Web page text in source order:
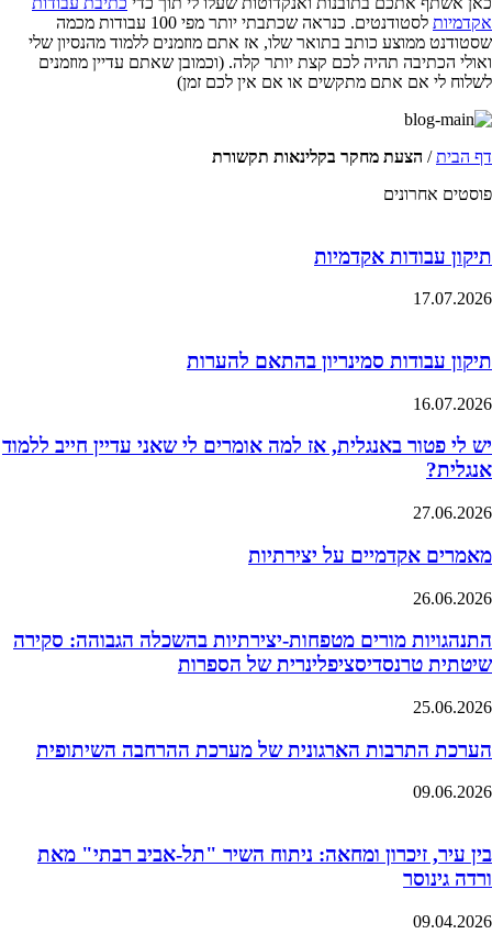
אקדמיות
לסטודנטים. כנראה שכתבתי יותר מפי 100 עבודות מכמה
שסטודנט ממוצע כותב בתואר שלו, אז אתם מוזמנים ללמוד מהנסיון שלי
ואולי הכתיבה תהיה לכם קצת יותר קלה. (וכמובן שאתם עדיין מוזמנים
לשלוח לי אם אתם מתקשים או אם אין לכם זמן)
דף הבית/ הצעת מחקר בקלינאות תקשורת
פוסטים אחרונים
תיקון עבודות אקדמיות
17.07.2026
תיקון עבודות סמינריון בהתאם להערות
16.07.2026
יש לי פטור באנגלית, אז למה אומרים לי שאני עדיין חייב ללמוד
אנגלית?
27.06.2026
מאמרים אקדמיים על יצירתיות
26.06.2026
התנהגויות מורים מטפחות-יצירתיות בהשכלה הגבוהה: סקירה
שיטתית טרנסדיסציפלינרית של הספרות
25.06.2026
הערכת התרבות הארגונית של מערכת ההרחבה השיתופית
09.06.2026
בין עיר, זיכרון ומחאה: ניתוח השיר "תל-אביב רבתי" מאת
ורדה גינוסר
09.04.2026